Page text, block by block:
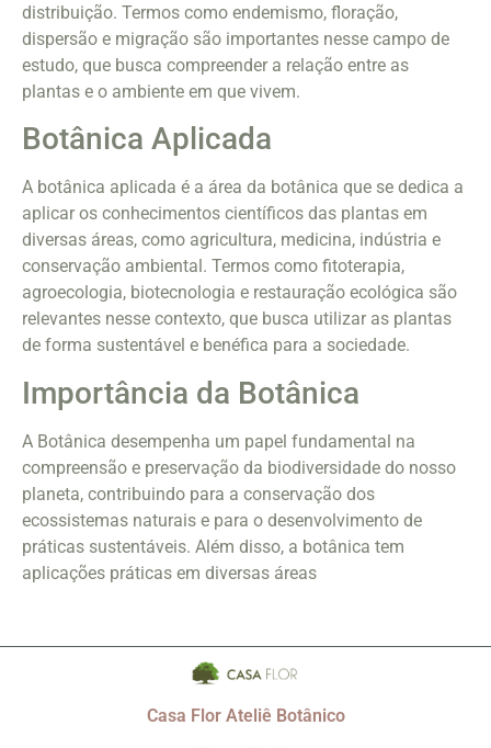
distribuição. Termos como endemismo, floração,
dispersão e migração são importantes nesse campo de
estudo, que busca compreender a relação entre as
plantas e o ambiente em que vivem.
Botânica Aplicada
A botânica aplicada é a área da botânica que se dedica a
aplicar os conhecimentos científicos das plantas em
diversas áreas, como agricultura, medicina, indústria e
conservação ambiental. Termos como fitoterapia,
agroecologia, biotecnologia e restauração ecológica são
relevantes nesse contexto, que busca utilizar as plantas
de forma sustentável e benéfica para a sociedade.
Importância da Botânica
A Botânica desempenha um papel fundamental na
compreensão e preservação da biodiversidade do nosso
planeta, contribuindo para a conservação dos
ecossistemas naturais e para o desenvolvimento de
práticas sustentáveis. Além disso, a botânica tem
aplicações práticas em diversas áreas
Casa Flor Ateliê Botânico